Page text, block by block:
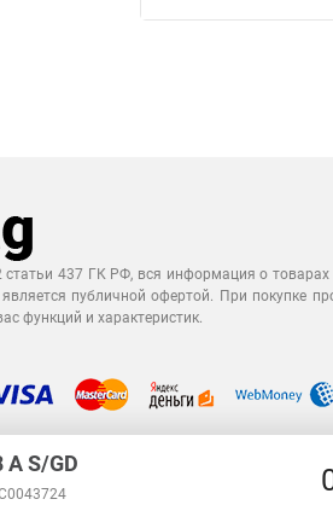
статьи 437 ГК РФ, вся информация о товарах
публичной офертой. При покупке
функций и характеристик.
А S/GD